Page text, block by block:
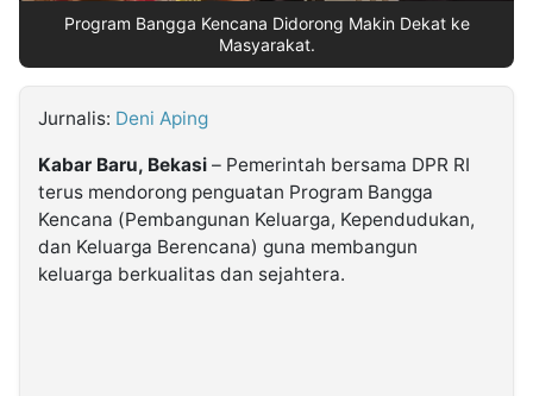
Kabarbaru.co
2026
Program Bangga Kencana Didorong Makin Dekat ke
Masyarakat.
Jurnalis: Deni Aping
Kabar Baru, Bekasi – Pemerintah bersama DPR RI
terus mendorong penguatan Program Bangga
Kencana (Pembangunan Keluarga, Kependudukan,
dan Keluarga Berencana) guna membangun
keluarga berkualitas dan sejahtera.